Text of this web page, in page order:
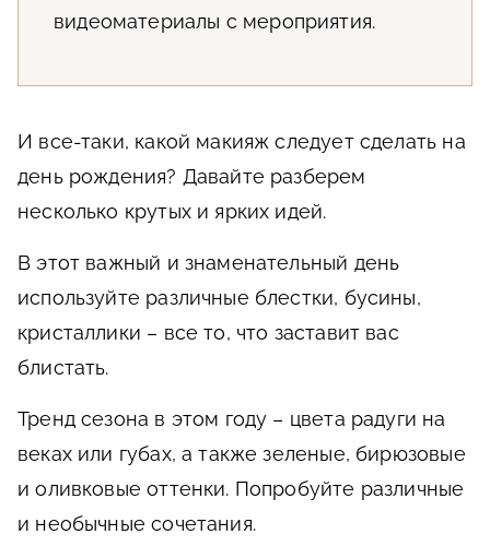
видеоматериалы с мероприятия.
И все-таки, какой макияж следует сделать на
день рождения? Давайте разберем
несколько крутых и ярких идей.
В этот важный и знаменательный день
используйте различные блестки, бусины,
кристаллики – все то, что заставит вас
блистать.
Тренд сезона в этом году – цвета радуги на
веках или губах, а также зеленые, бирюзовые
и оливковые оттенки. Попробуйте различные
и необычные сочетания.